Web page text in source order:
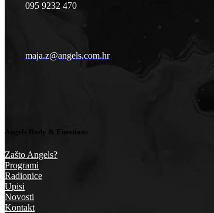
095 9232 470
maja.z@angels.com.hr
Angels Body & Emotions
Zašto Angels?
Programi
Radionice
Upisi
Novosti
Kontakt